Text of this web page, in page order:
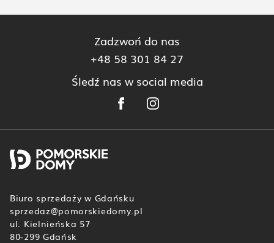
Zadzwoń do nas
+48 58 301 84 27
Śledź nas w social media
Biuro sprzedaży w Gdańsku
sprzedaz@pomorskiedomy.pl
ul. Kielnieńska 57
80-299 Gdańsk